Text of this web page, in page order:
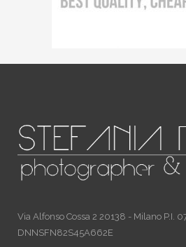
Via Alfonso Cossa 2 20138 - Milano P.I.
DNNSFN82S45A662E